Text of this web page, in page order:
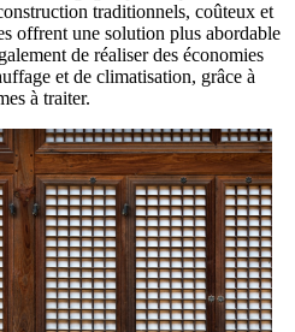
traditionnels, coûteux et
offrent une solution plus abordable
de réaliser des économies
et de climatisation, grâce à
à traiter.